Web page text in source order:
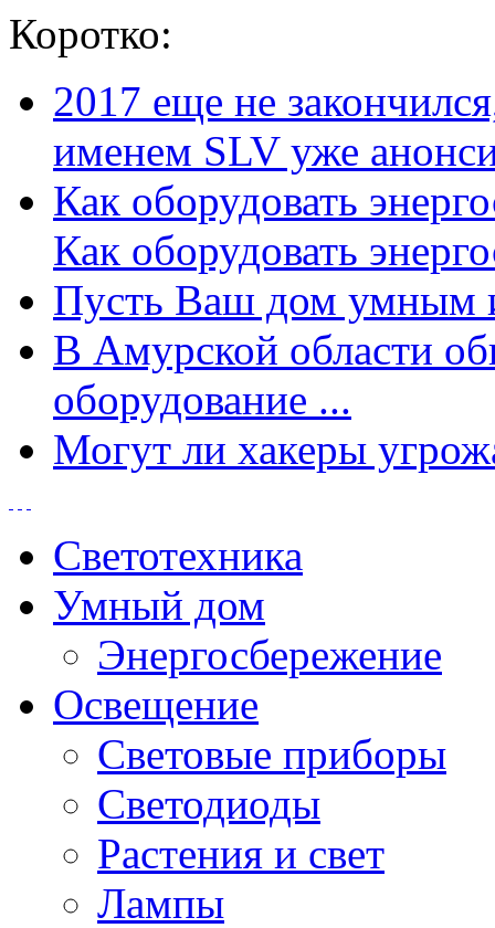
Коротко:
2017 еще не
именем SLV уже
Как оборудовать
Как оборудовать
Пусть Ваш дом умным
В Амурской области
оборудование ...
Могут ли хакеры
Светотехника
Умный дом
Энергосбережение
Освещение
Световые приборы
Светодиоды
Растения и свет
Лампы